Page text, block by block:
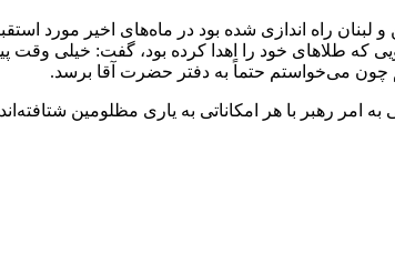
راه اندازی شده بود در ماه‌های اخیر مورد
که طلاهای خود را اهدا کرده بود، گفت: خیلی
چون می‌خواستم حتماً به دفتر حضرت آقا برسد.
رهبر با هر امکاناتی به یاری مظلومین